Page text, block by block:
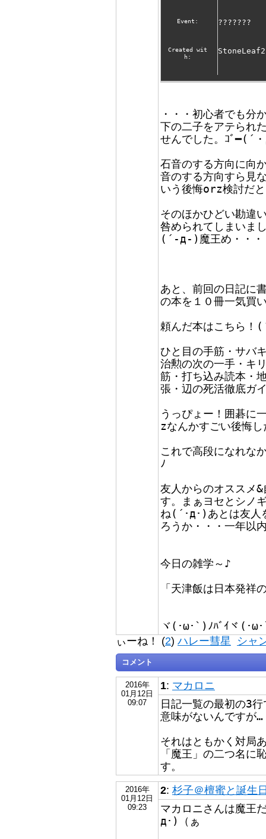
Event: ???????
Created wit
h:
StoneLeaf2
・・・初心者でも分
下の二子をアテられ
せんでした。ｺﾞ━(´
石音のする方向に向
音のする方向すら見
いう後悔orz検討だ
そのほかひどい勘違
咎められてしまいま
(´-д-)魔王め・・・
あと、前回の日記に
の本を１０冊一気買
頼んだ本はこちら！
ひと目の手筋・サバ
治勲の次の一手・キ
筋・打ち込み読本・
張・辺の死活徹底ガ
うっぴょー！囲碁に
zなんかすごい後悔
これで高段になれな
ﾉ
友人からのオススメ
す。まぁヨセとシノ
ね(´･д･)あとは友人
ろうか・・・一年以
今日の雑学～♪
「天津飯は日本発祥
ヾ(･ω･`)ﾉﾊﾞｲヾ(･ω
ぃーね！ (2) ハレー彗星 シャ
コメント
2016年
01月12日
09:07
1: マカロニ
日記一覧の最初の3
意味がないんですが…
それはともかく対局
「魔王」の二つ名に
す。
2016年
01月12日
09:23
2: 杉子＠檀蜜と誕生
マカロニさんは魔王
д･)（ぁ